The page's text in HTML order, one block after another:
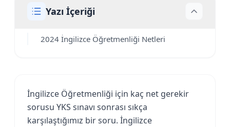
Yazı İçeriği
2024 İngilizce Öğretmenliği Netleri
İngilizce Öğretmenliği için kaç net gerekir
sorusu YKS sınavı sonrası sıkça
karşılaştığımız bir soru. İngilizce